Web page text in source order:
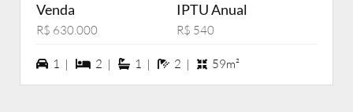
Venda
R$ 630.000
IPTU Anual
R$ 540
1 vagas na garagem
1 | 2 dormiórios
2 | 1 suítes
1 | 2 banheiros
2 | 59m²